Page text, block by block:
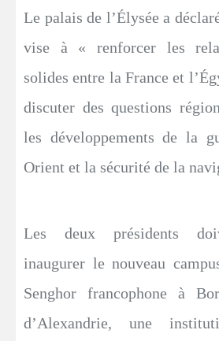
Le palais de l’Élysée a
vise à « renforcer les
solides entre la France et
discuter des questions
les développements de la
Orient et la sécurité de la
Les deux présidents
inaugurer le nouveau
Senghor francophone à
d’Alexandrie, une